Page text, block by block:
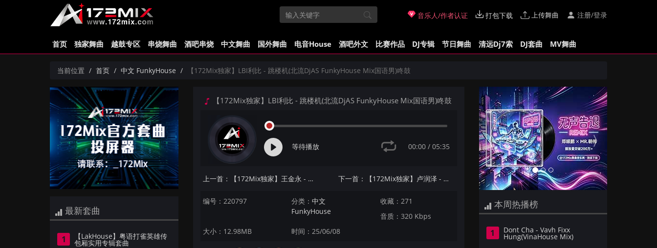
音乐人/作者认证 打包下载 上传舞曲 注册/登录
首页 独家舞曲 越鼓专区 串烧舞曲 酒吧串烧 中文舞曲 国外舞曲 电音House 酒吧外文 比赛作品 DJ专辑 节日舞曲 清远Dj7索 DJ套曲 MV舞曲
当前位置 首页 中文 FunkyHouse 【172Mix独家】LBI利比 - 跳楼机(北流DjAS FunkyHouse Mix国语男)咚鼓
最新套曲
1 【LakHouse】粤语打雀英雄传
包厢实用专辑套曲
【172Mix独家】LBI利比 - 跳楼机(北流DjAS FunkyHouse Mix国语男)咚鼓
等待播放 00:00 / 05:35
上一首：【172Mix独家】王金永 - 伤心1999(蓝溪Dj浩仔 ProgHouse Mix国语男) 下一首：【172Mix独家】卢润泽 - 时光不过就一晃(Spark Bootleg Mix国语男)
编号：220797 分类：中文
FunkyHouse
收藏：271
音质：320 Kbps
大小：12.98MB
时间：25/06/08
Previous Next
本周热播榜
1 Dont Cha - Vavh Fixx
Hung(VinaHouse Mix)